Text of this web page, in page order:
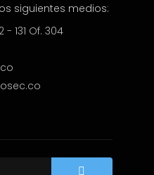
siguientes medios:
131 Of. 304